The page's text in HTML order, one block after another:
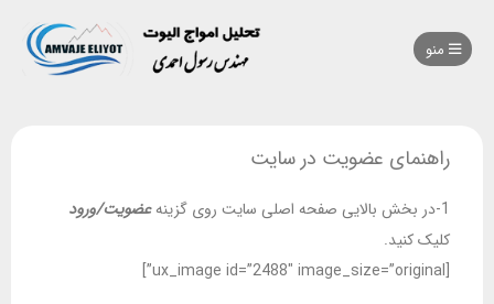
راهنمای عضویت در سایت
1-در بخش بالایی صفحه اصلی سایت روی گزینه
عضویت/ورود
کلیک کنید.
[ux_image id=”2488″ image_size=”original”]